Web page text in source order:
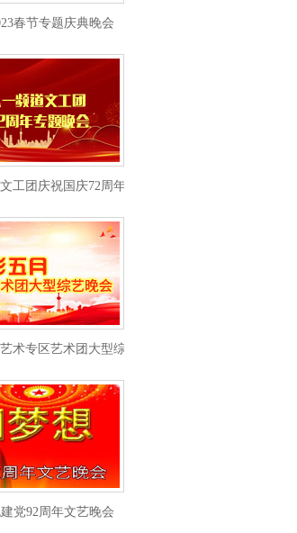
春节专题庆典晚会
工团庆祝国庆72周年专题晚会
术专区艺术团大型综艺晚会
党92周年文艺晚会